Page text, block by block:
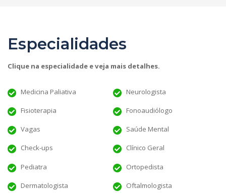
Especialidades
Clique na especialidade e veja mais detalhes.
Medicina Paliativa Neurologista
Fisioterapia Fonoaudiólogo
Vagas Saúde Mental
Check-ups Clínico Geral
Pediatra Ortopedista
Dermatologista Oftalmologista